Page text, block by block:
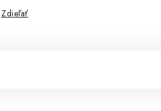
Zdieľať